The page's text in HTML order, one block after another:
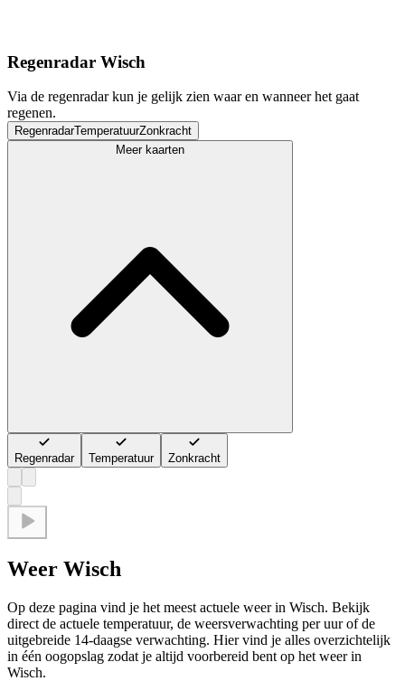
Regenradar Wisch
Via de regenradar kun je gelijk zien waar en wanneer het gaat
regenen.
RegenradarTemperatuurZonkracht
Meer kaarten
Regenradar Temperatuur Zonkracht
Weer Wisch
Op deze pagina vind je het meest actuele weer in Wisch. Bekijk
direct de actuele temperatuur, de weersverwachting per uur of de
uitgebreide 14-daagse verwachting. Hier vind je alles overzichtelijk
in één oogopslag zodat je altijd voorbereid bent op het weer in
Wisch.